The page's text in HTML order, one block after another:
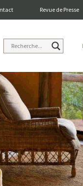
Revue de Presse